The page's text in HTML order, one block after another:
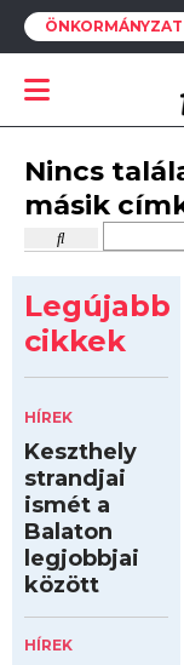
ÖNKORMÁNYZAT
Nincs
másik
Legújabb
cikkek
HÍREK
Keszthely
strandjai
ismét a
Balaton
legjobbjai
között
HÍREK